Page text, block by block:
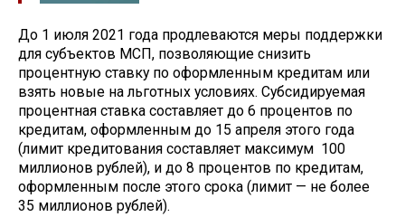
До 1 июля 2021 года продлеваются меры поддержки
для субъектов МСП, позволяющие снизить
процентную ставку по оформленным кредитам или
взять новые на льготных условиях. Субсидируемая
процентная ставка составляет до 6 процентов по
кредитам, оформленным до 15 апреля этого года
(лимит кредитования составляет максимум 100
миллионов рублей), и до 8 процентов по кредитам,
оформленным после этого срока (лимит — не более
35 миллионов рублей).